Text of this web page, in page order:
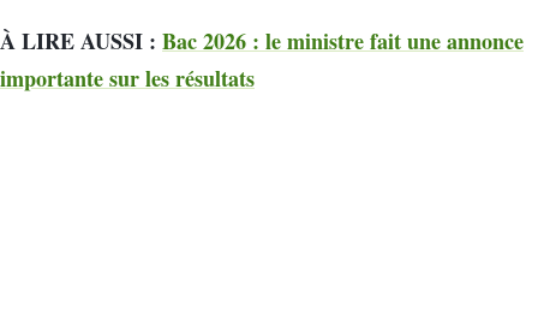
À LIRE AUSSI : Bac 2026 : le ministre fait une annonce
importante sur les résultats